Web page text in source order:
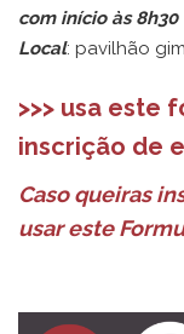
com início às 8h30
Local: pavilhão
>>> usa este
inscrição de
Caso queiras
usar este